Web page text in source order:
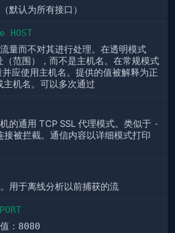
默认为所有接口）
HOST
量而不对其进行处理。在透明模式
（范围），而不是主机名。在常规模式
应使用主机名。提供的值被解释为正
机名。可以多次通过
的通用 TCP SSL 代理模式。类似于 -
接被拦截。通信内容以详细模式打印
用于离线分析以前捕获的流
： 8080